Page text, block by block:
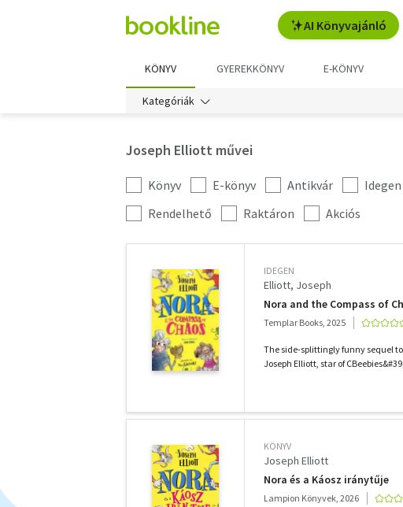
AI Könyvajánló
KÖNYV GYEREKKÖNYV E-KÖNYV
Kategóriák
Joseph Elliott művei
Kategória
szűrés
Könyv E-könyv Antikvár
További
szűrők
Rendelhető Raktáron Akciós
IDEGEN
Elliott, Joseph
Nora and the Compass of
Templar Books, 2025
The side-splittingly funny sequel
Joseph Elliott, star of
KÖNYV
Joseph Elliott
Nora és a Káosz iránytűje
Lampion Könyvek, 2026